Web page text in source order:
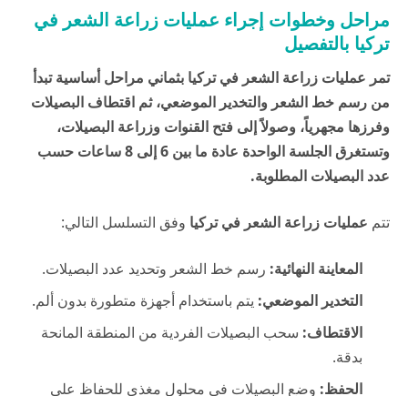
مراحل وخطوات إجراء عمليات زراعة الشعر في
تركيا بالتفصيل
تمر عمليات زراعة الشعر في تركيا بثماني مراحل أساسية تبدأ
من رسم خط الشعر والتخدير الموضعي، ثم اقتطاف البصيلات
وفرزها مجهرياً، وصولاً إلى فتح القنوات وزراعة البصيلات،
وتستغرق الجلسة الواحدة عادة ما بين 6 إلى 8 ساعات حسب
عدد البصيلات المطلوبة.
تتم عمليات زراعة الشعر في تركيا وفق التسلسل التالي:
المعاينة النهائية: رسم خط الشعر وتحديد عدد البصيلات.
التخدير الموضعي: يتم باستخدام أجهزة متطورة بدون ألم.
الاقتطاف: سحب البصيلات الفردية من المنطقة المانحة
بدقة.
الحفظ: وضع البصيلات في محلول مغذي للحفاظ على